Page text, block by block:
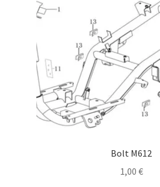
Bolt M612
1,00 €